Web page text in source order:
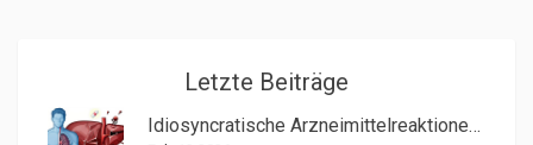
Letzte Beiträge
Idiosyncratische Arzneimittelreaktionen: Selten, unvorhersehbare Nebenwirkungen erklärt